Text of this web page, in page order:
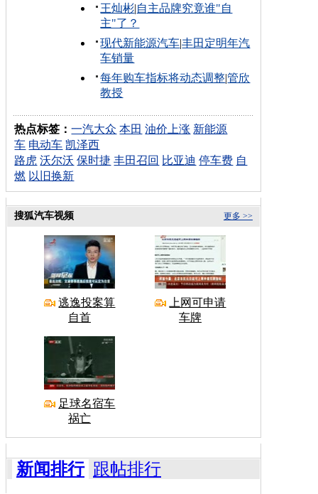
王灿彬|自主品牌究竟谁"自
主"了？
现代新能源汽车|丰田定明年汽
车销量
每年购车指标将动态调整|管欣
教授
热点标签：一汽大众 本田 油价上涨 新能源
车 电动车 凯泽西
路虎 沃尔沃 保时捷 丰田召回 比亚迪 停车费 自
燃 以旧换新
更多 >>
搜狐汽车视频
逃逸投案算
自首
上网可申请
车牌
足球名宿车
祸亡
新闻排行 跟帖排行